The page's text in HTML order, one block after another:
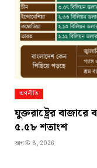
অর্থনীতি
যুক্তরাষ্ট্রের
৫.৫৮ শতাংশ
আগস্ট 8, 2026